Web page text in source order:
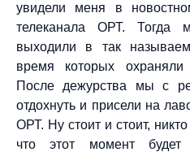
увидели меня в
телеканала ОРТ.
выходили в так
время которых охраняли
После дежурства мы с
отдохнуть и присели на
ОРТ. Ну стоит и стоит,
что этот момент